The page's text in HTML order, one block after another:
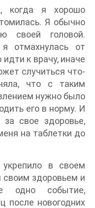
когда я хорошо
Я обычно
своей головой.
отмахнулась от
к врачу, иначе
случиться что-
что с таким
нужно было
его в норму. И
свое здоровье,
на таблетки до
в своем
своим здоровьем и
одно событие,
после новогодних